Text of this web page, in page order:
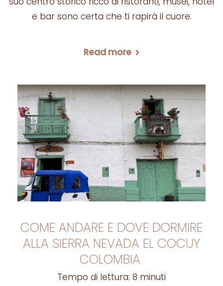
e bar sono certa che ti rapirà il cuore.
Read more
COME ANDARE E DOVE DORMIRE
ALLA SIERRA NEVADA EL COCUY
COLOMBIA
Tempo di lettura: 8 minuti